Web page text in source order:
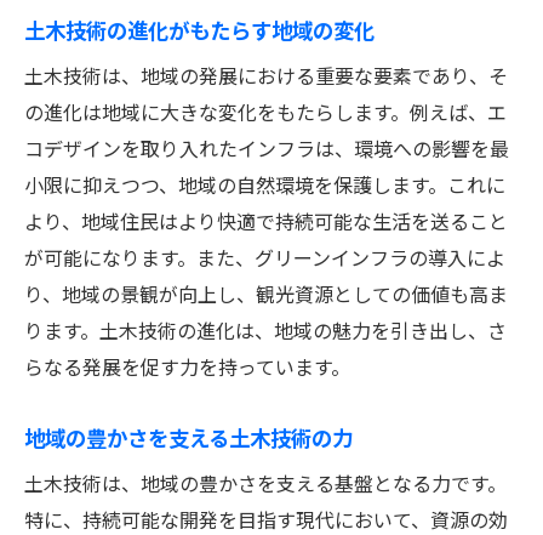
土木技術の進化がもたらす地域の変化
土木技術は、地域の発展における重要な要素であり、そ
の進化は地域に大きな変化をもたらします。例えば、エ
コデザインを取り入れたインフラは、環境への影響を最
小限に抑えつつ、地域の自然環境を保護します。これに
より、地域住民はより快適で持続可能な生活を送ること
が可能になります。また、グリーンインフラの導入によ
り、地域の景観が向上し、観光資源としての価値も高ま
ります。土木技術の進化は、地域の魅力を引き出し、さ
らなる発展を促す力を持っています。
地域の豊かさを支える土木技術の力
土木技術は、地域の豊かさを支える基盤となる力です。
特に、持続可能な開発を目指す現代において、資源の効